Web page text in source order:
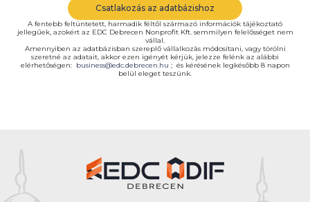
Csatlakozás az adatbázishoz
A fentebb feltüntetett, harmadik féltől származó információk tájékoztató
jellegűek, azokért az EDC Debrecen Nonprofit Kft. semmilyen felelősséget nem
vállal.
Amennyiben az adatbázisban szereplő vállalkozás módosítani, vagy törölni
szeretné az adatait, akkor ezen igényét kérjük, jelezze felénk az alábbi
elérhetőségen: business@edc.debrecen.hu ; és kérésének legkésőbb 8 napon
belül eleget teszünk.